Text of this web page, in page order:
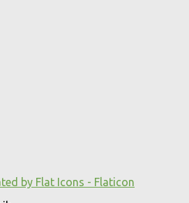
by Flat Icons - Flaticon